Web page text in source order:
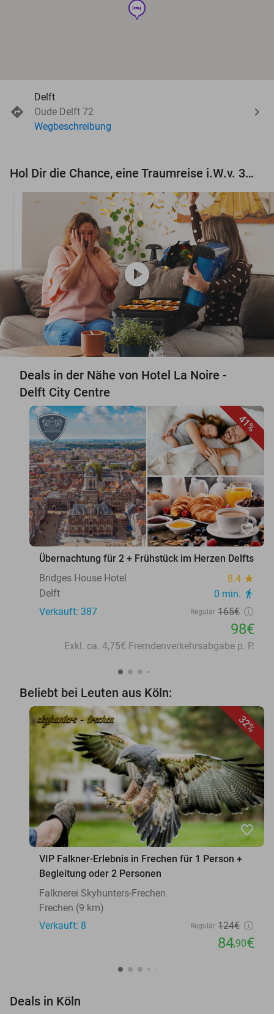
hotel
Delft
Oude Delft 72
Wegbeschreibung
Hol Dir die Chance, eine Traumreise i.W.v. 3.000 € zu gewinnen!
play_circle
Deals in der Nähe von Hotel La Noire -
Delft City Centre
41%
favorite_border
Übernachtung für 2 + Frühstück im Herzen Delfts
Bridges House Hotel
8.4 star
Delft 0 min. directions_walk
Verkauft: 387 Regulär 165€
98€
Exkl. ca. 4,75€ Fremdenverkehrsabgabe p. P.
Beliebt bei Leuten aus Köln:
32%
favorite_border
VIP Falkner-Erlebnis in Frechen für 1 Person +
Begleitung oder 2 Personen
Falknerei Skyhunters-Frechen
Frechen (9 km)
Verkauft: 8
Regulär 124€
84,90€
Deals in Köln